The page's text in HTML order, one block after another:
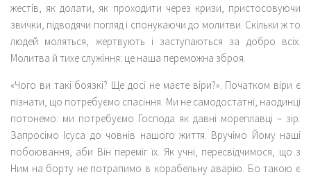
жестів, як долати, як проходити через кризи, пристосовуючи
звички, підводячи погляд і спонукаючи до молитви. Скільки ж то
людей моляться, жертвують і заступаються за добро всіх.
Молитва й тихе служіння: це наша переможна зброя.
«Чого ви такі боязкі? Ще досі не маєте віри?». Початком віри є
пізнати, що потребуємо спасіння. Ми не самодостатні, наодинці
потонемо: ми потребуємо Господа як давні мореплавці – зір.
Запросімо Ісуса до човнів нашого життя. Вручімо Йому наші
побоювання, аби Він переміг їх. Як учні, пересвідчимося, що з
Ним на борту не потрапимо в корабельну аварію. Бо такою є